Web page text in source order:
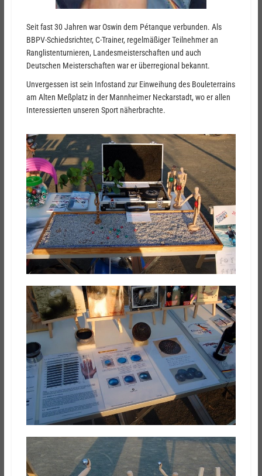
Seit fast 30 Jahren war Oswin dem Pétanque verbunden. Als
BBPV-Schiedsrichter, C-Trainer, regelmäßiger Teilnehmer an
Ranglistenturnieren, Landesmeisterschaften und auch
Deutschen Meisterschaften war er überregional bekannt.
Unvergessen ist sein Infostand zur Einweihung des Bouleterrains
am Alten Meßplatz in der Mannheimer Neckarstadt, wo er allen
Interessierten unseren Sport näherbrachte.